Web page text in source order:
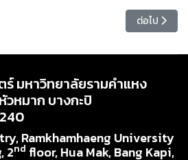
การคัดเลือกบุคคลเข้าศึกษา รอบที่ 3เนื้อหาถัดไป
ต่อไป
มหาวิทยาลัยรามคำแหง
วหมาก บางกะปิ
Ramkhamhaeng University
2nd floor, Hua Mak, Bang Kapi,